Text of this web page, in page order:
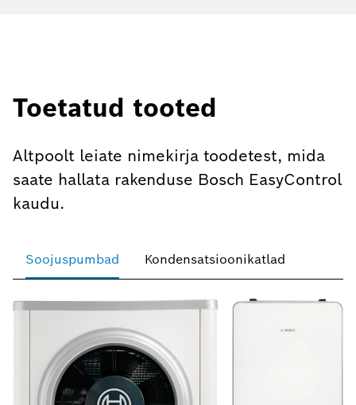
Toetatud tooted
Altpoolt leiate nimekirja toodetest, mida
saate hallata rakenduse Bosch EasyControl
kaudu.
Soojuspumbad Kondensatsioonikatlad